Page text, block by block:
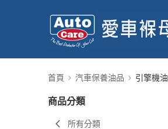
首頁 汽車保養油品 引擎機油
商品分類
所有分類